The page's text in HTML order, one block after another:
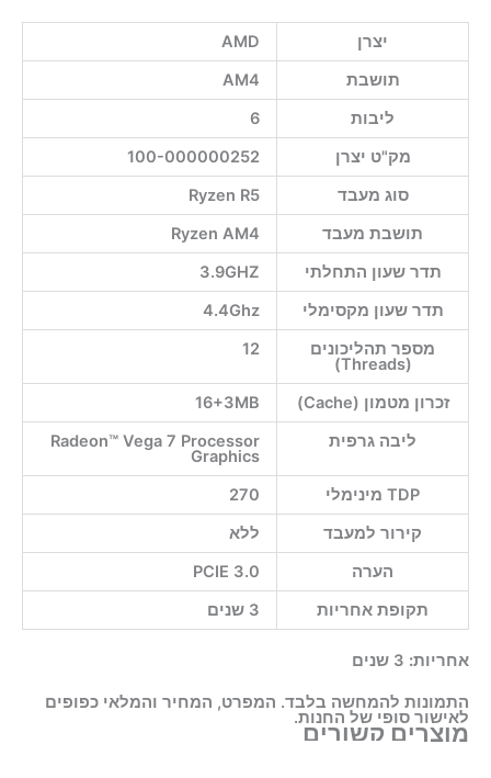
יצרן
AMD
תושבת
AM4
ליבות
6
מק"ט יצרן
100-000000252
סוג מעבד
Ryzen R5
תושבת מעבד
Ryzen AM4
תדר שעון התחלתי
3.9GHZ
תדר שעון מקסימלי
4.4Ghz
מספר תהליכונים
(Threads)
12
זכרון מטמון (Cache)
16+3MB
ליבה גרפית
Radeon™ Vega 7 Processor
Graphics
TDP מינימלי
270
קירור למעבד
ללא
הערה
PCIE 3.0
תקופת אחריות
3 שנים
אחריות:
התמונות להמחשה בלבד. המפרט, המחיר והמלאי כפופים
לאישור סופי של החנות.
מוצרים קשורים